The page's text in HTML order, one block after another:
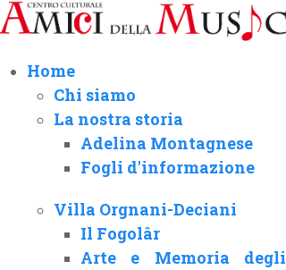
Home
Chi siamo
La nostra storia
Adelina Montagnese
Fogli d'informazione
Villa Orgnani-Deciani
Il Fogolâr
Arte e Memoria degli